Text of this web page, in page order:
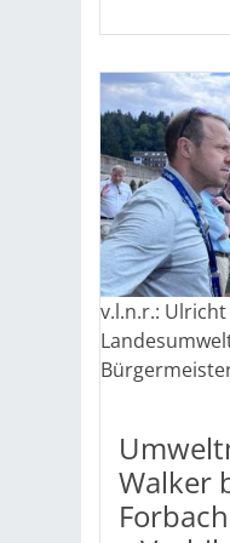
v.l.n.r.: Ulricht
Walker